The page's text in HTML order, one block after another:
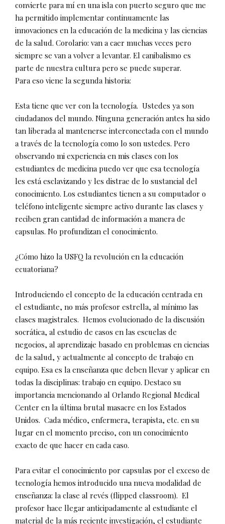
convierte para mí en una isla con puerto seguro que me
ha permitido implementar continuamente las
innovaciones en la educación de la medicina y las ciencias
de la salud. Corolario: van a caer muchas veces pero
siempre se van a volver a levantar. El canibalismo es
parte de nuestra cultura pero se puede superar.
Para eso viene la segunda historia:
Esta tiene que ver con la tecnología. Ustedes ya son
ciudadanos del mundo. Ninguna generación antes ha sido
tan liberada al mantenerse interconectada con el mundo
a través de la tecnología como lo son ustedes. Pero
observando mi experiencia en mis clases con los
estudiantes de medicina puedo ver que esa tecnología
les está esclavizando y les distrae de lo sustancial del
conocimiento. Los estudiantes tienen a su computador o
teléfono inteligente siempre activo durante las clases y
reciben gran cantidad de información a manera de
capsulas. No profundizan el conocimiento.
¿Cómo hizo la USFQ la revolución en la educación
ecuatoriana?
Introduciendo el concepto de la educación centrada en
el estudiante, no más profesor estrella, al mínimo las
clases magistrales. Hemos evolucionado de la discusión
socrática, al estudio de casos en las escuelas de
negocios, al aprendizaje basado en problemas en ciencias
de la salud, y actualmente al concepto de trabajo en
equipo. Esa es la enseñanza que deben llevar y aplicar en
todas la disciplinas: trabajo en equipo. Destaco su
importancia mencionando al Orlando Regional Medical
Center en la última brutal masacre en los Estados
Unidos. Cada médico, enfermera, terapista, etc. en su
lugar en el momento preciso, con un conocimiento
exacto de que hacer en cada caso.
Para evitar el conocimiento por capsulas por el exceso de
tecnología hemos introducido una nueva modalidad de
enseñanza: la clase al revés (flipped classroom). El
profesor hace llegar anticipadamente al estudiante el
material de la más reciente investigación, el estudiante